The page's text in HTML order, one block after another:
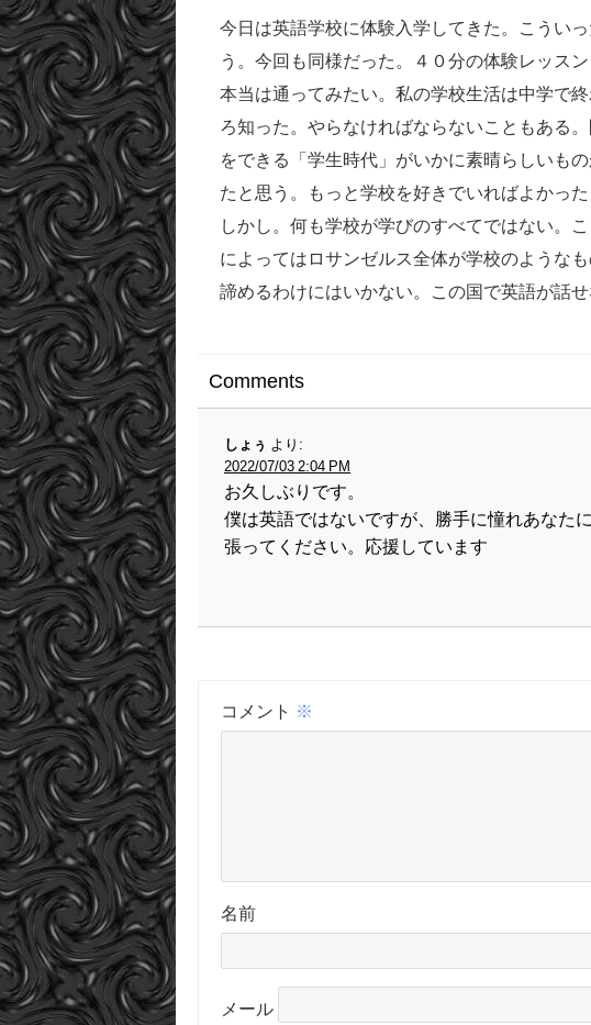
今日は英語学校に体験入学してきた。こうい
う。今回も同様だった。４０分の体験レッス
本当は通ってみたい。私の学校生活は中学で
ろ知った。やらなければならないこともある
をできる「学生時代」がいかに素晴らしいも
たと思う。もっと学校を好きでいればよかった
しかし。何も学校が学びのすべてではない。
によってはロサンゼルス全体が学校のようなも
諦めるわけにはいかない。この国で英語が話
Comments
しょぅ
より:
2022/07/03 2:04 PM
お久しぶりです。
僕は英語ではないですが、勝手に憧れあなた
張ってください。応援しています
コメント ※
名前
メール